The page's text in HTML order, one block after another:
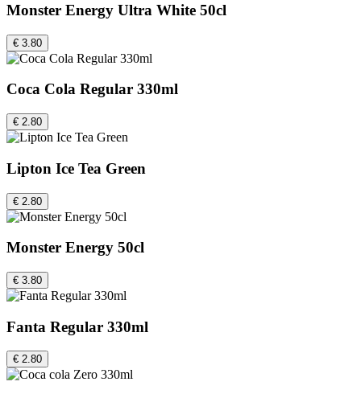
Monster Energy Ultra White 50cl
€ 3.80
Coca Cola Regular 330ml
€ 2.80
Lipton Ice Tea Green
€ 2.80
Monster Energy 50cl
€ 3.80
Fanta Regular 330ml
€ 2.80